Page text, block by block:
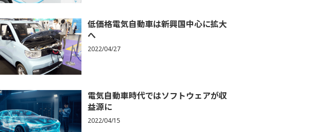
低価格電気自動車は新興国中心に拡大
へ
2022/04/27
電気自動車時代ではソフトウェアが収
益源に
2022/04/15